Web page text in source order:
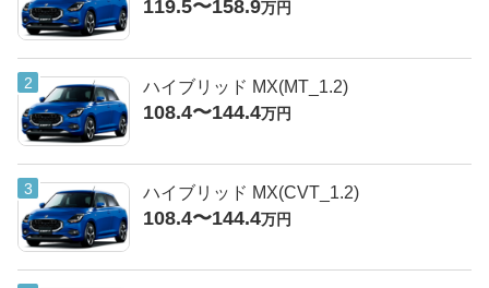
119.5〜158.9万円
ハイブリッド MX(MT_1.2)
108.4〜144.4万円
ハイブリッド MX(CVT_1.2)
108.4〜144.4万円